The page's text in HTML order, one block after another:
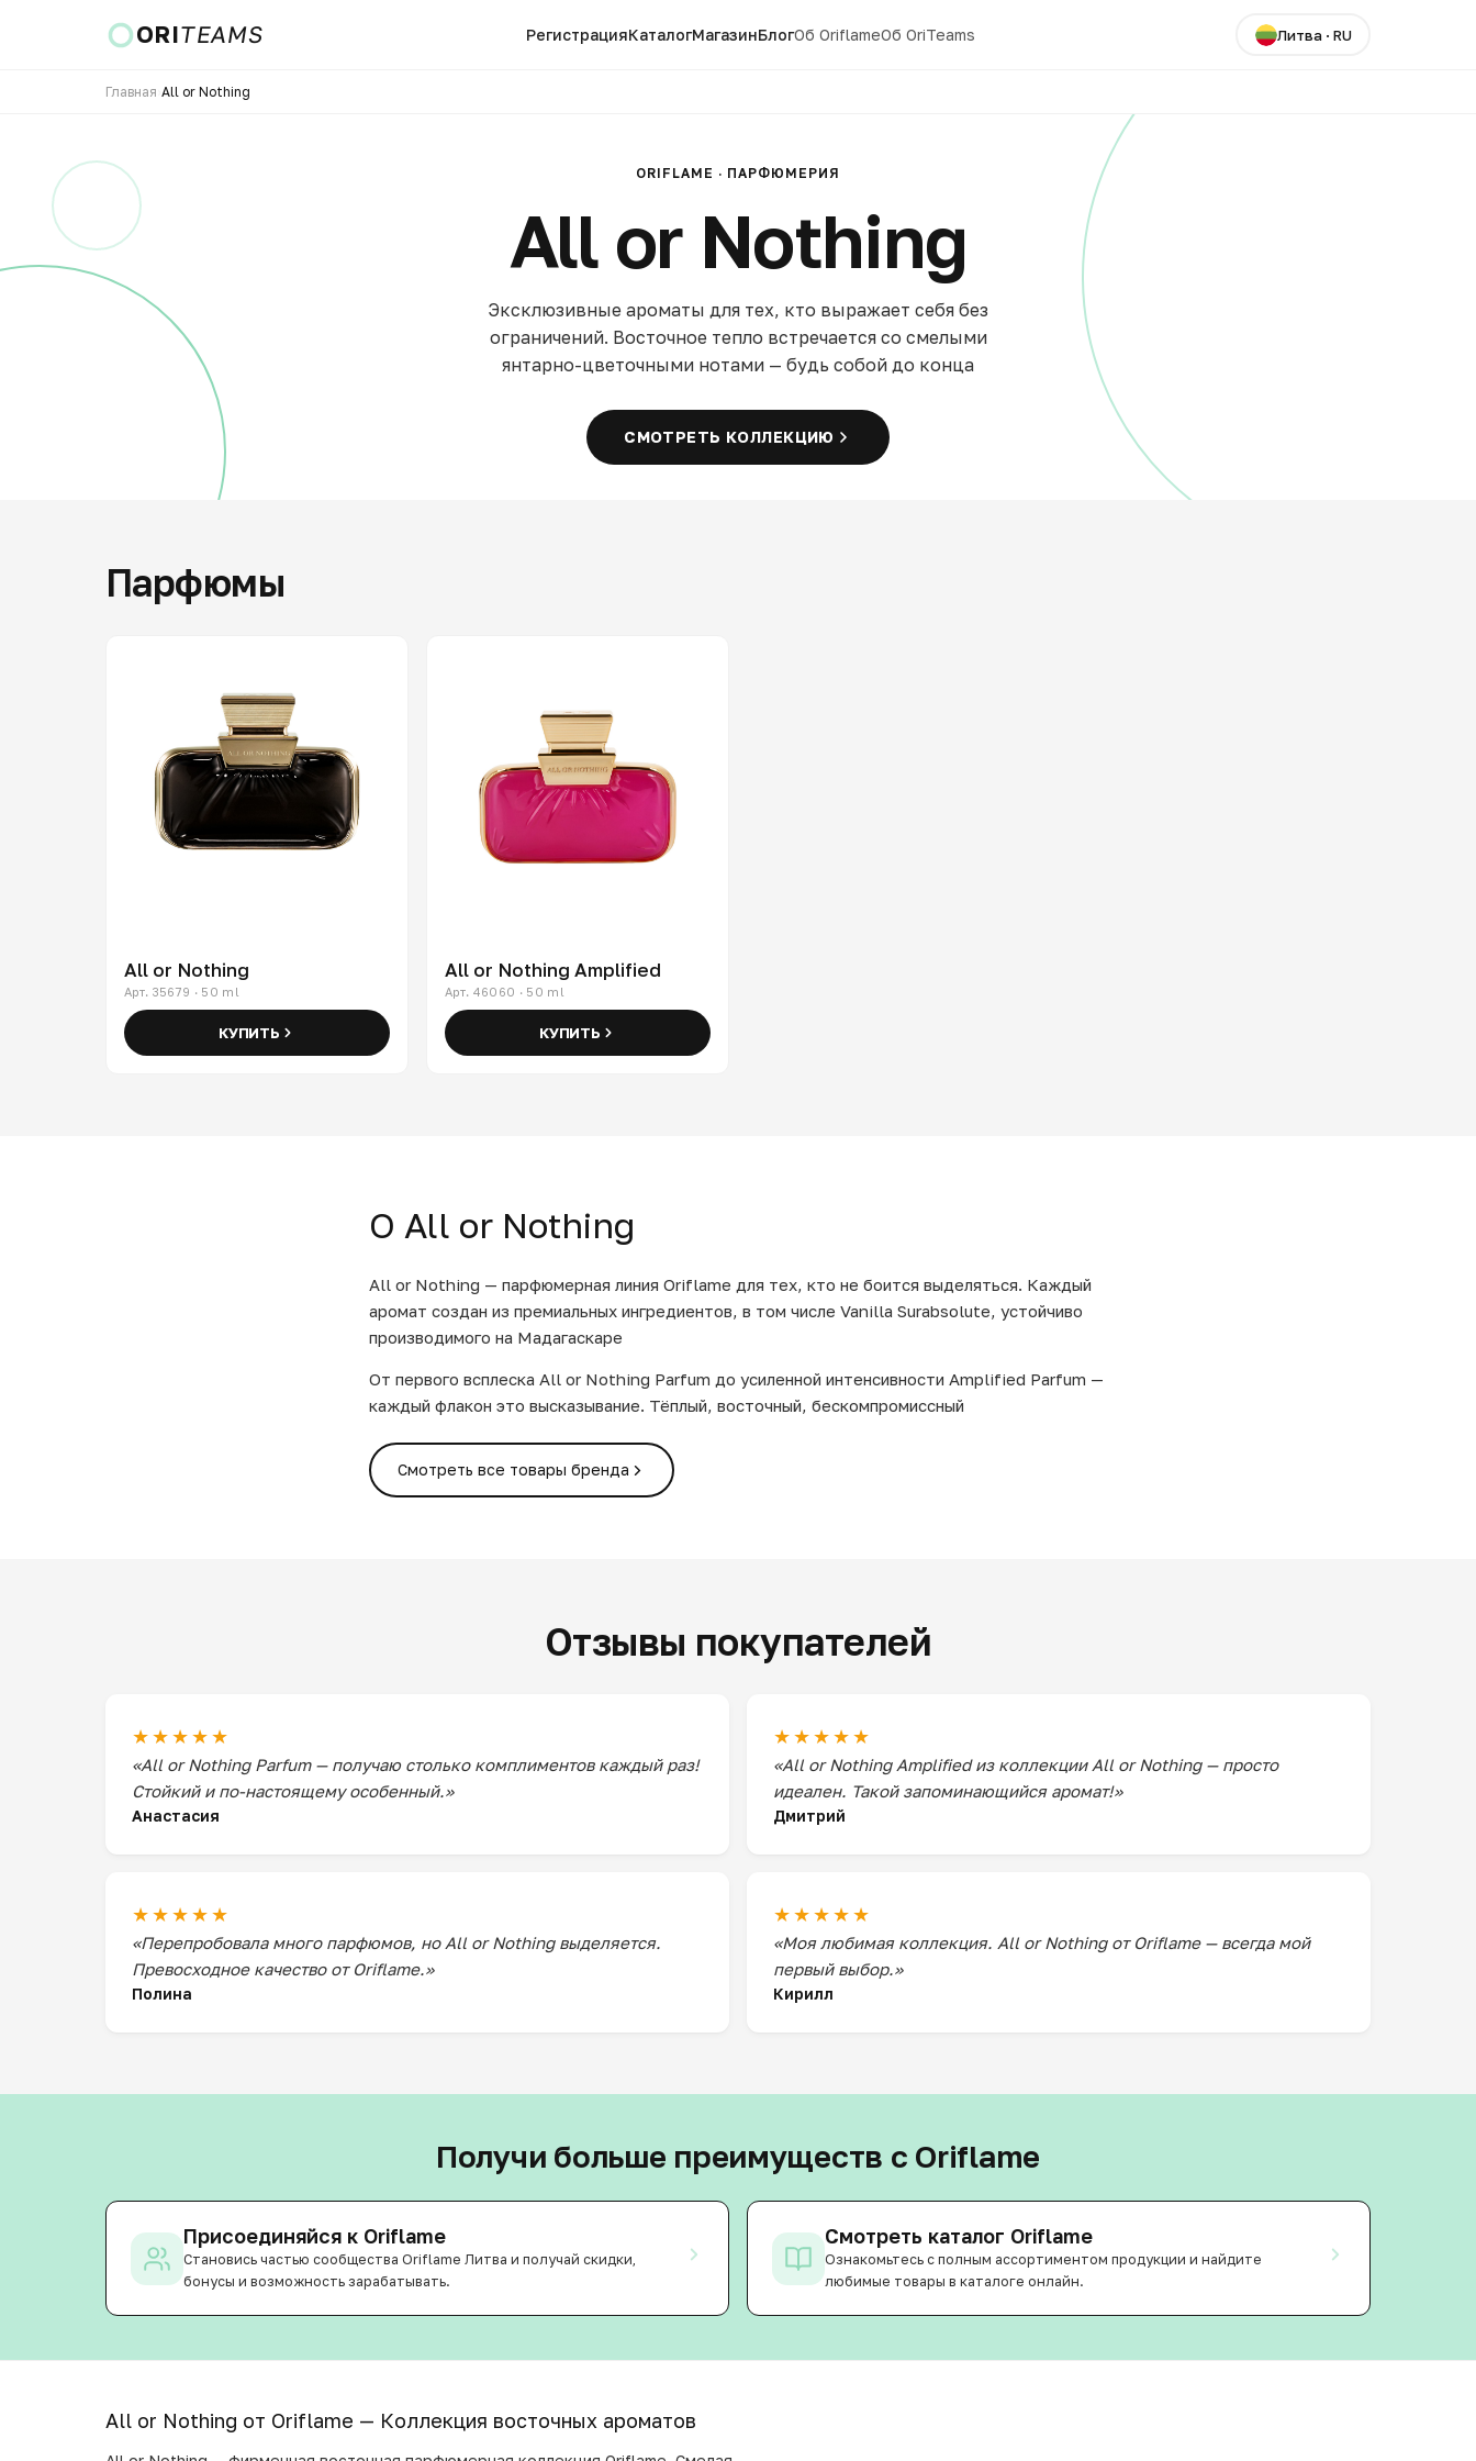
ORITEAMS РегистрацияКаталогМагазинБлогОб OriflameОб OriTeams Литва· RU
Главная All or Nothing
ORIFLAME · ПАРФЮМЕРИЯ
All or Nothing
Эксклюзивные ароматы для тех, кто выражает себя без
ограничений. Восточное тепло встречается со смелыми
янтарно-цветочными нотами — будь собой до конца
СМОТРЕТЬ КОЛЛЕКЦИЮ
Парфюмы
All or Nothing
Арт. 35679 · 50 ml
КУПИТЬ
All or Nothing Amplified
Арт. 46060 · 50 ml
КУПИТЬ
О All or Nothing
All or Nothing — парфюмерная линия Oriflame для тех, кто не боится выделяться. Каждый
аромат создан из премиальных ингредиентов, в том числе Vanilla Surabsolute, устойчиво
производимого на Мадагаскаре
От первого всплеска All or Nothing Parfum до усиленной интенсивности Amplified Parfum —
каждый флакон это высказывание. Тёплый, восточный, бескомпромиссный
Смотреть все товары бренда
Отзывы покупателей
★★★★★
«All or Nothing Parfum — получаю столько комплиментов каждый раз!
Стойкий и по-настоящему особенный.»
Анастасия
★★★★★
«All or Nothing Amplified из коллекции All or Nothing — просто
идеален. Такой запоминающийся аромат!»
Дмитрий
★★★★★
«Перепробовала много парфюмов, но All or Nothing выделяется.
Превосходное качество от Oriflame.»
Полина
★★★★★
«Моя любимая коллекция. All or Nothing от Oriflame — всегда мой
первый выбор.»
Кирилл
Получи больше преимуществ с Oriflame
Присоединяйся к Oriflame
Становись частью сообщества Oriflame Литва и получай скидки,
бонусы и возможность зарабатывать.
Смотреть каталог Oriflame
Ознакомьтесь с полным ассортиментом продукции и найдите
любимые товары в каталоге онлайн.
All or Nothing от Oriflame — Коллекция восточных ароматов